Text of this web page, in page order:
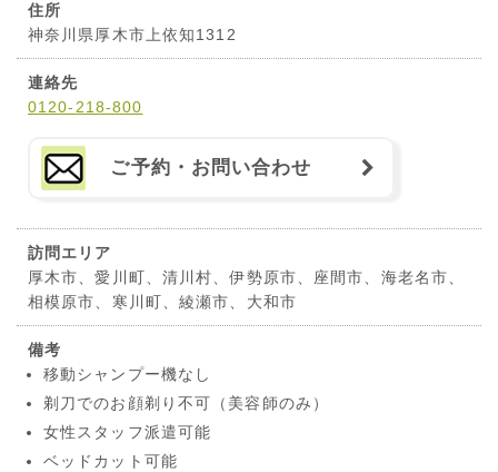
住所
神奈川県厚木市上依知1312
連絡先
0120-218-800
ご予約・お問い合わせ
訪問エリア
厚木市、愛川町、清川村、伊勢原市、座間市、海老名市、
相模原市、寒川町、綾瀬市、大和市
備考
移動シャンプー機なし
剃刀でのお顔剃り不可（美容師のみ）
女性スタッフ派遣可能
ベッドカット可能